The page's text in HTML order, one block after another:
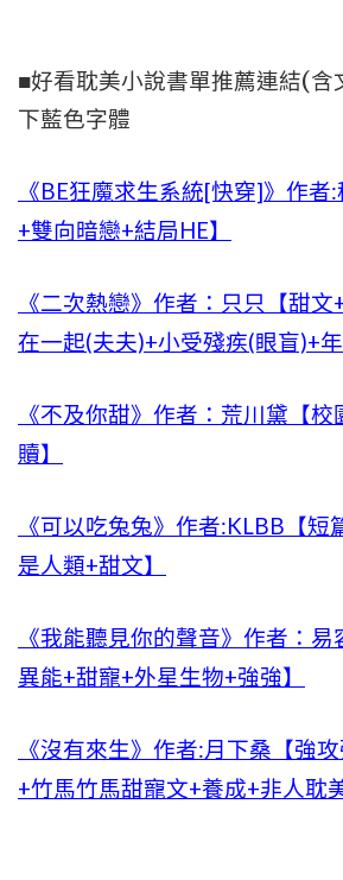
■好看耽美小說書單推薦連結(含
下藍色字體
《BE狂魔求生系統[快穿]》作者
+雙向暗戀+結局HE】
《二次熱戀》作者：只只【甜
在一起(夫夫)+小受殘疾(眼盲)+
《不及你甜》作者：荒川黛【
贖】
《可以吃兔兔》作者:KLBB【短
是人類+甜文】
《我能聽見你的聲音》作者：
異能+甜寵+外星生物+強強】
《沒有來生》作者:月下桑【強
+竹馬竹馬甜寵文+養成+非人耽美